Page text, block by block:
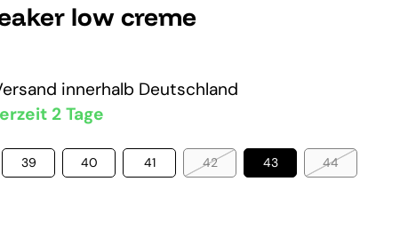
low creme
innerhalb Deutschland
2 Tage
39 40 41 42 43 44